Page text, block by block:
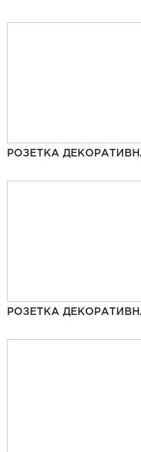
РОЗЕТКА
РОЗЕТКА